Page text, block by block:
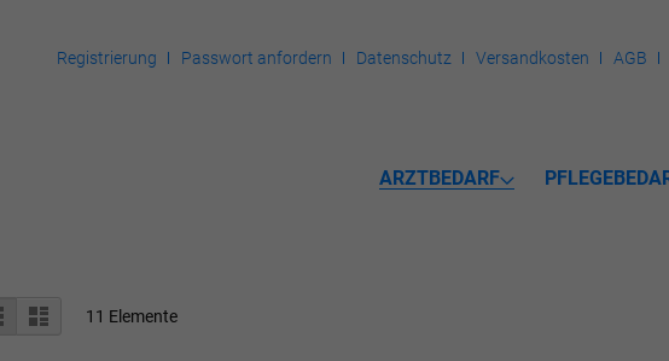
Registrierung Passwort anfordern Datenschutz Versandkosten AGB
ARZTBEDARF
Anzeigen
als
Liste Liste 11 Elemente